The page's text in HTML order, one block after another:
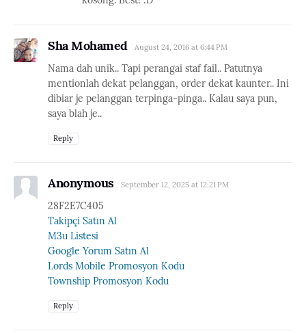
Sha Mohamed August 24, 2016 at 6:44 PM
Nama dah unik.. Tapi perangai staf fail.. Patutnya
mentionlah dekat pelanggan, order dekat kaunter.. Ini
dibiar je pelanggan terpinga-pinga.. Kalau saya pun,
saya blah je..
Reply
Anonymous September 12, 2025 at 12:21 PM
28F2E7C405
Takipçi Satın Al
M3u Listesi
Google Yorum Satın Al
Lords Mobile Promosyon Kodu
Township Promosyon Kodu
Reply